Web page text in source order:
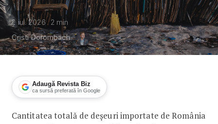
2 iul. 2026 2 min
Cristi Dorombach
Adaugă Revista Biz
ca sursă preferată în Google
Creșterea importurilor de deșeuri în
Cantitatea totală de deșeuri importate de România